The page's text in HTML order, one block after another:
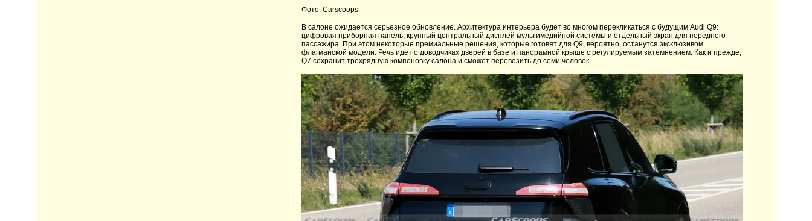
Фото: Carscoops
В салоне ожидается серьезное обновление. Архитектура интерьера будет во многом перекликаться с будущим Audi Q9:
цифровая приборная панель, крупный центральный дисплей мультимедийной системы и отдельный экран для переднего
пассажира. При этом некоторые премиальные решения, которые готовят для Q9, вероятно, останутся эксклюзивом
флагманской модели. Речь идет о доводчиках дверей в базе и панорамной крыше с регулируемым затемнением. Как и прежде,
Q7 сохранит трехрядную компоновку салона и сможет перевозить до семи человек.